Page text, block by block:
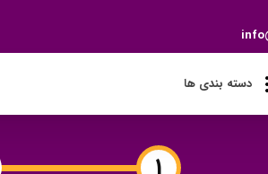
دسته بندی ها